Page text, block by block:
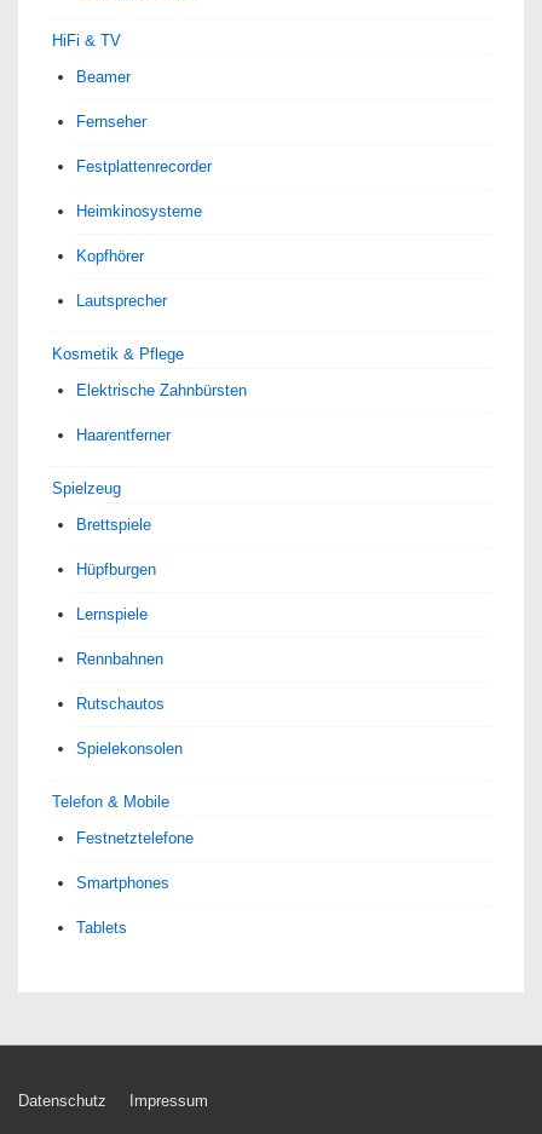
HiFi & TV
Beamer
Fernseher
Festplattenrecorder
Heimkinosysteme
Kopfhörer
Lautsprecher
Kosmetik & Pflege
Elektrische Zahnbürsten
Haarentferner
Spielzeug
Brettspiele
Hüpfburgen
Lernspiele
Rennbahnen
Rutschautos
Spielekonsolen
Telefon & Mobile
Festnetztelefone
Smartphones
Tablets
Footer-
Datenschutz Impressum